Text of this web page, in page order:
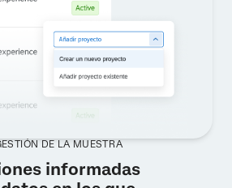
DE LA MUESTRA
informadas